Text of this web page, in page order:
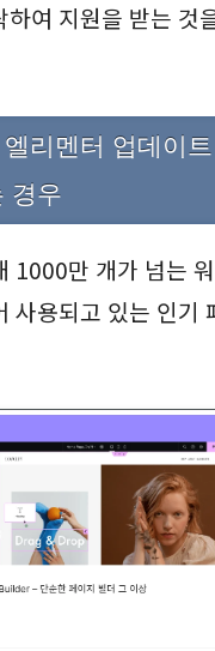
하여 지원을 받는 것
리멘터 업데이
경우
1000만 개가 넘는
사용되고 있는 인기